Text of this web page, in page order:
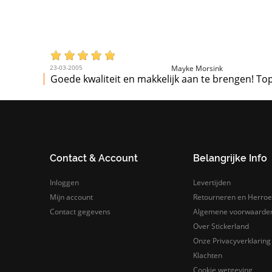
23-03-2005 Mayke Morsink
Goede kwaliteit en makkelijk aan te brengen!
Contact & Account
Inloggen
Mijn account
Contact gegevens
Belangrijke Info
Levertijden
Retourneren en
Algemene
Over Stickerland
Onze Privacyverklaring
Klachten
Cookie wetgeving